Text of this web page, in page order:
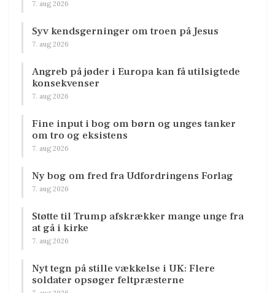
7. aug 2026
Syv kendsgerninger om troen på Jesus
7. aug 2026
Angreb på jøder i Europa kan få utilsigtede
konsekvenser
7. aug 2026
Fine input i bog om børn og unges tanker
om tro og eksistens
7. aug 2026
Ny bog om fred fra Udfordringens Forlag
7. aug 2026
Støtte til Trump afskrækker mange unge fra
at gå i kirke
7. aug 2026
Nyt tegn på stille vækkelse i UK: Flere
soldater opsøger feltpræsterne